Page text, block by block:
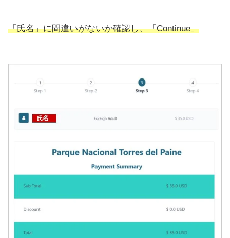
「氏名」に間違いがないか確認し、「Continue」